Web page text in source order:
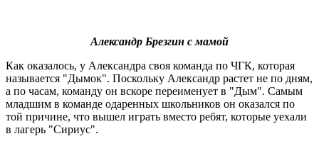
Александр Брезгин c мамой
Как оказалось, у Александра своя команда по ЧГК, которая
называется "Дымок". Поскольку Александр растет не по дням,
а по часам, команду он вскоре переименует в "Дым". Самым
младшим в команде одаренных школьников он оказался по
той причине, что вышел играть вместо ребят, которые уехали
в лагерь "Сириус".